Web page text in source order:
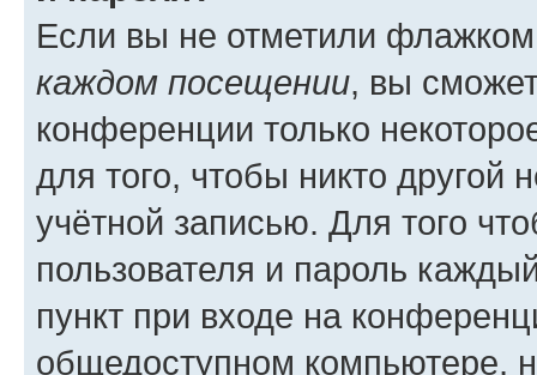
Если вы не отметили
каждом посещении, вы
конференции только
для того, чтобы никто другой
учётной записью. Для того
пользователя и пароль
пункт при входе на
общедоступном компьютере,